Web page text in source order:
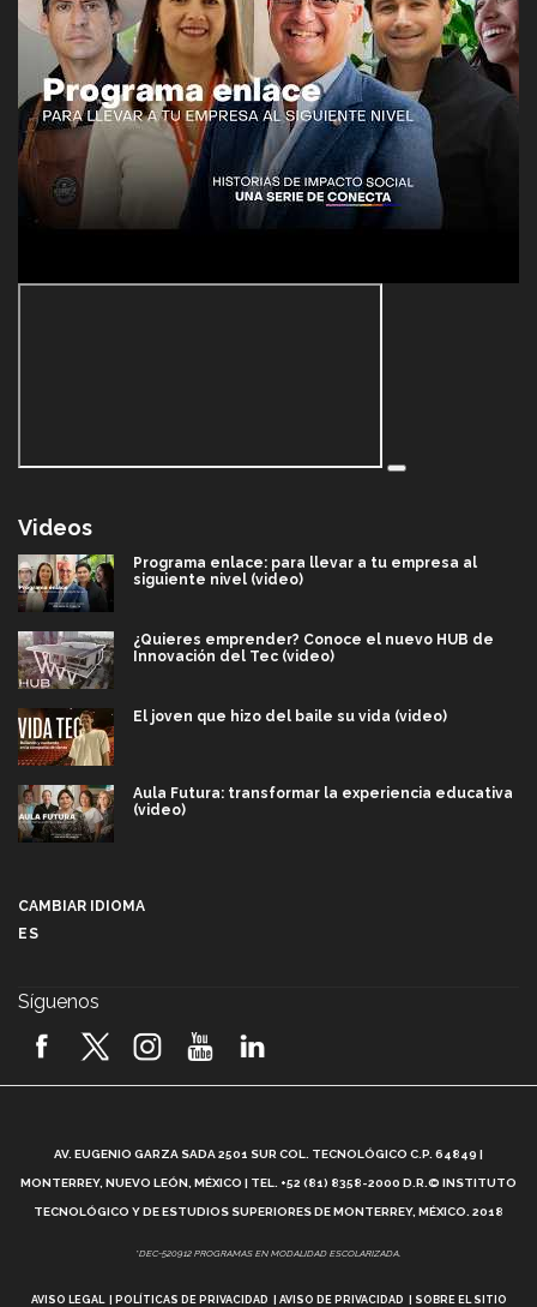
Videos
Programa enlace: para llevar a tu empresa al
siguiente nivel (video)
¿Quieres emprender? Conoce el nuevo HUB de
Innovación del Tec (video)
El joven que hizo del baile su vida (video)
Aula Futura: transformar la experiencia educativa
(video)
2026! (video)
¿Cómo es el Modelo Educativo Tec? (video)
Vida Tec: Feminismo e Inteligencia Artificial, Paola
CAMBIAR IDIOMA
ES
Síguenos
AV. EUGENIO GARZA SADA 2501 SUR COL. TECNOLÓGICO C.P. 64849 |
MONTERREY, NUEVO LEÓN, MÉXICO | TEL. +52 (81) 8358-2000 D.R.© INSTITUTO
TECNOLÓGICO Y DE ESTUDIOS SUPERIORES DE MONTERREY, MÉXICO. 2018
*DEC-520912 PROGRAMAS EN MODALIDAD ESCOLARIZADA.
AVISO LEGAL POLÍTICAS DE PRIVACIDAD AVISO DE PRIVACIDAD SOBRE EL SITIO